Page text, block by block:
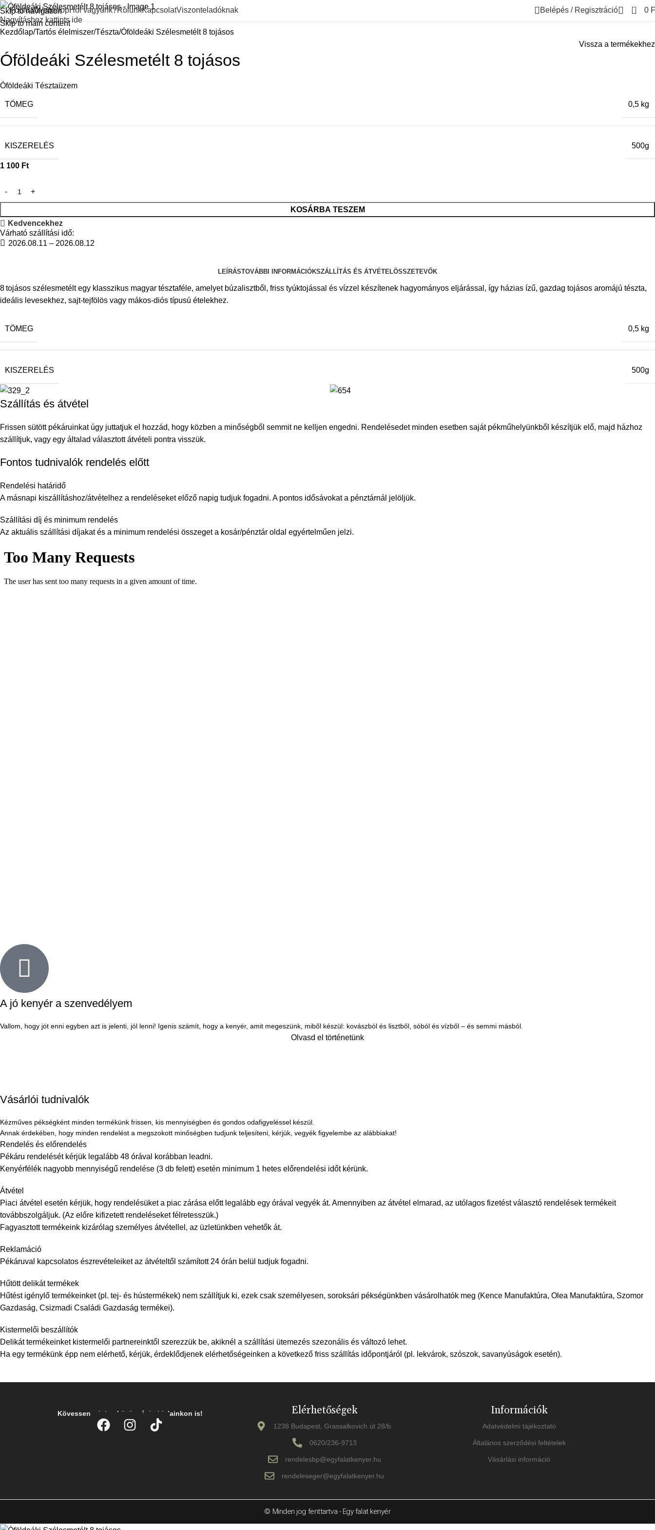
Skip to navigation
Skip to main content
FőoldalWebshopHol vagyunk?RólunkKapcsolatViszonteladóknak Belépés / Regisztráció 0 0
Nagyításhoz kattints ide
Kezdőlap Tartós élelmiszer Tészta Óföldeáki Szélesmetélt 8 tojásos
Vissza a termékekhez
Óföldeáki Szélesmetélt 8 tojásos
Óföldeáki Tésztaüzem
TÖMEG 0,5 kg
KISZERELÉS 500g
1 100 Ft
KOSÁRBA TESZEM
Kedvencekhez
Várható szállítási idő:
2026.08.11 – 2026.08.12
LEÍRÁSTOVÁBBI INFORMÁCIÓKSZÁLLÍTÁS ÉS ÁTVÉTELÖSSZETEVŐK
8 tojásos szélesmetélt egy klasszikus magyar tésztaféle, amelyet búzalisztből, friss tyúktojással és vízzel készítenek hagyományos eljárással, így házias ízű, gazdag tojásos aromájú tészta,
ideális levesekhez, sajt‑tejfölös vagy mákos‑diós típusú ételekhez.
TÖMEG 0,5 kg
KISZERELÉS 500g
Szállítás és átvétel
Frissen sütött pékáruinkat úgy juttatjuk el hozzád, hogy közben a minőségből semmit ne kelljen engedni. Rendelésedet minden esetben saját pékműhelyünkből készítjük elő, majd házhoz
szállítjuk, vagy egy általad választott átvételi pontra visszük.
Fontos tudnivalók rendelés előtt
Rendelési határidő
A másnapi kiszállításhoz/átvételhez a rendeléseket előző napig tudjuk fogadni. A pontos idősávokat a pénztárnál jelöljük.
Szállítási díj és minimum rendelés
Az aktuális szállítási díjakat és a minimum rendelési összeget a kosár/pénztár oldal egyértelműen jelzi.
A jó kenyér a szenvedélyem
Vallom, hogy jót enni egyben azt is jelenti, jól lenni! Igenis számít, hogy a kenyér, amit megeszünk, miből készül: kovászból és lisztből, sóból és vízből – és semmi másból.
Olvasd el történetünk
Vásárlói tudnivalók
Kézműves pékségként minden termékünk frissen, kis mennyiségben és gondos odafigyeléssel készül.
Annak érdekében, hogy minden rendelést a megszokott minőségben tudjunk teljesíteni, kérjük, vegyék figyelembe az alábbiakat!
Rendelés és előrendelés
Pékáru rendelését kérjük legalább 48 órával korábban leadni.
Kenyérfélék nagyobb mennyiségű rendelése (3 db felett) esetén minimum 1 hetes előrendelési időt kérünk.
Átvétel
Piaci átvétel esetén kérjük, hogy rendelésüket a piac zárása előtt legalább egy órával vegyék át. Amennyiben az átvétel elmarad, az utólagos fizetést választó rendelések termékeit
továbbszolgáljuk. (Az előre kifizetett rendeléseket félretesszük.)
Fagyasztott termékeink kizárólag személyes átvétellel, az üzletünkben vehetők át.
Reklamáció
Pékáruval kapcsolatos észrevételeiket az átvételtől számított 24 órán belül tudjuk fogadni.
Hűtött delikát termékek
Hűtést igénylő termékeinket (pl. tej- és hústermékek) nem szállítjuk ki, ezek csak személyesen, soroksári pékségünkben vásárolhatók meg (Kence Manufaktúra, Olea Manufaktúra, Szomor
Gazdaság, Csizmadi Családi Gazdaság termékei).
Kistermelői beszállítók
Delikát termékeinket kistermelői partnereinktől szerezzük be, akiknél a szállítási ütemezés szezonális és változó lehet.
Ha egy termékünk épp nem elérhető, kérjük, érdeklődjenek elérhetőségeinken a következő friss szállítás időpontjáról (pl. lekvárok, szószok, savanyúságok esetén).
Kövessen minket közösségi oldalainkon is! Elérhetőségek
1238 Budapest, Grassalkovich út 28/b.
0620/236-9713
rendelesbp@egyfalatkenyer.hu
rendeleseger@egyfalatkenyer.hu
Információk
Adatvédelmi tájékoztató
Általános szerződési feltételek
Vásárlási információ
© Minden jog fenttartva - Egy falat kenyér